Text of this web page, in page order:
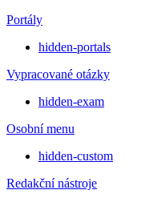
Portály
hidden-portals
Vypracované otázky
hidden-exam
Osobní menu
hidden-custom
Redakční nástroje